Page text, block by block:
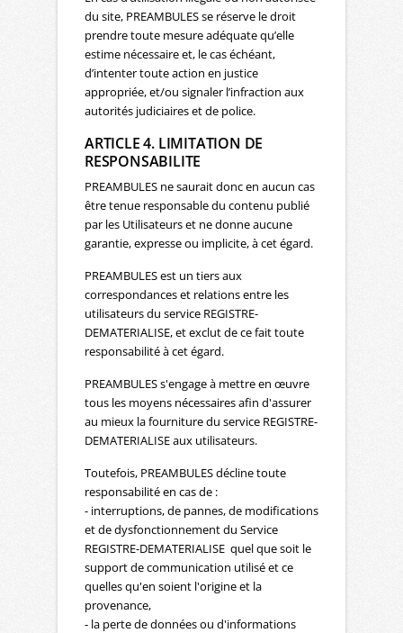
du site, PREAMBULES se réserve le droit
prendre toute mesure adéquate qu’elle
estime nécessaire et, le cas échéant,
d’intenter toute action en justice
appropriée, et/ou signaler l’infraction aux
autorités judiciaires et de police.
ARTICLE 4. LIMITATION DE
RESPONSABILITE
PREAMBULES ne saurait donc en aucun cas
être tenue responsable du contenu publié
par les Utilisateurs et ne donne aucune
garantie, expresse ou implicite, à cet égard.
PREAMBULES est un tiers aux
correspondances et relations entre les
utilisateurs du service REGISTRE-
DEMATERIALISE, et exclut de ce fait toute
responsabilité à cet égard.
PREAMBULES s'engage à mettre en œuvre
tous les moyens nécessaires afin d'assurer
au mieux la fourniture du service REGISTRE-
DEMATERIALISE aux utilisateurs.
Toutefois, PREAMBULES décline toute
responsabilité en cas de :
- interruptions, de pannes, de modifications
et de dysfonctionnement du Service
REGISTRE-DEMATERIALISE quel que soit le
support de communication utilisé et ce
quelles qu'en soient l'origine et la
provenance,
- la perte de données ou d'informations